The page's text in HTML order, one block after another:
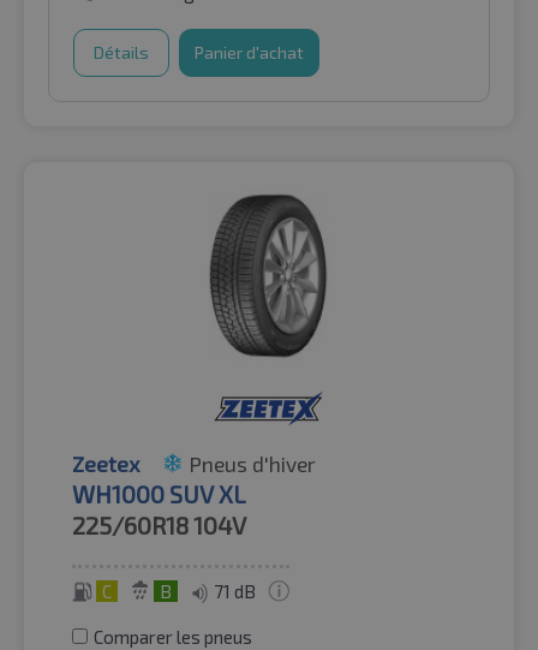
Détails Panier d'achat
Zeetex Pneus d'hiver
WH1000 SUV XL
225/60R18104V
C B 71 dB
Comparer les pneus